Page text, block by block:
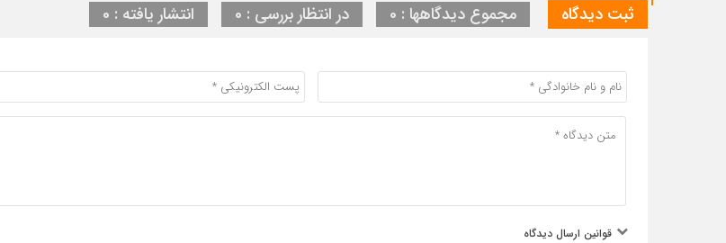
ثبت دیدگاه مجموع دیدگاهها : 0 در انتظار بررسی : 0 انتشار یافته : 0
قوانین ارسال دیدگاه